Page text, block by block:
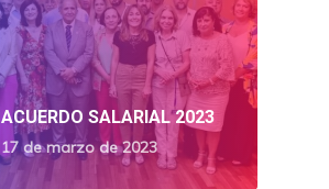
ACUERDO SALARIAL 2023
17 de marzo de 2023